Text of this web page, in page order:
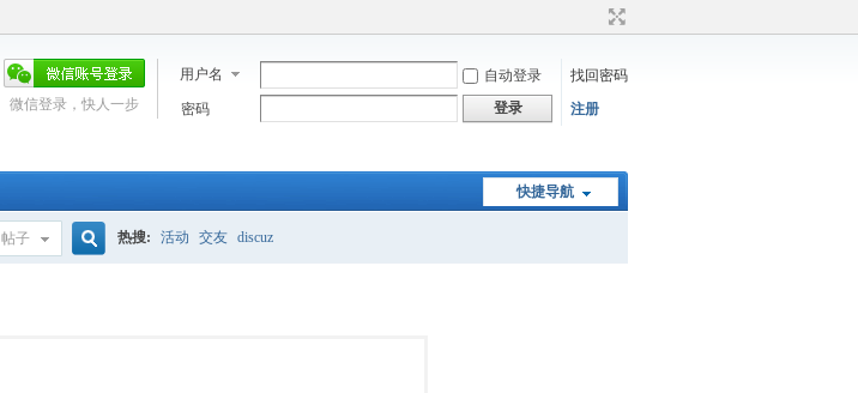
用户名 自动登录
找回密码
密码
登录 注册
微信登录，快人一步
快捷导航
帖子 热搜: 活动 交友 discuz